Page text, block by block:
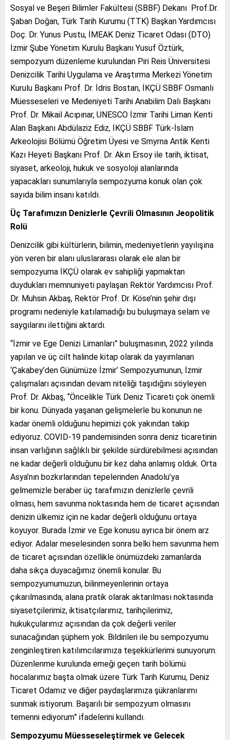
Sosyal ve Beşeri Bilimler Fakültesi (SBBF) Dekanı Prof.Dr.
Şaban Doğan, Türk Tarih Kurumu (TTK) Başkan Yardımcısı
Doç. Dr. Yunus Pustu, İMEAK Deniz Ticaret Odası (DTO)
İzmir Şube Yönetim Kurulu Başkanı Yusuf Öztürk,
sempozyum düzenleme kurulundan Piri Reis Üniversitesi
Denizcilik Tarihi Uygulama ve Araştırma Merkezi Yönetim
Kurulu Başkanı Prof. Dr. İdris Bostan, İKÇÜ SBBF Osmanlı
Müesseseleri ve Medeniyeti Tarihi Anabilim Dalı Başkanı
Prof. Dr. Mikail Acıpınar, UNESCO İzmir Tarihi Liman Kenti
Alan Başkanı Abdülaziz Ediz, İKÇÜ SBBF Türk-İslam
Arkeolojisi Bölümü Öğretim Üyesi ve Smyrna Antik Kenti
Kazı Heyeti Başkanı Prof. Dr. Akın Ersoy ile tarih, iktisat,
siyaset, arkeoloji, hukuk ve sosyoloji alanlarında
yapacakları sunumlarıyla sempozyuma konuk olan çok
sayıda bilim insanı katıldı.
Üç Tarafımızın Denizlerle Çevrili Olmasının Jeopolitik
Rolü
Denizcilik gibi kültürlerin, bilimin, medeniyetlerin yayılışına
yön veren bir alanı uluslararası olarak ele alan bir
sempozyuma İKÇÜ olarak ev sahipliği yapmaktan
duydukları memnuniyeti paylaşan Rektör Yardımcısı Prof.
Dr. Muhsin Akbaş, Rektör Prof. Dr. Köse’nin şehir dışı
programı nedeniyle katılamadığı bu buluşmaya selam ve
saygılarını ilettiğini aktardı.
“İzmir ve Ege Denizi Limanları” buluşmasının, 2022 yılında
yapılan ve üç cilt halinde kitap olarak da yayımlanan
‘Çakabey’den Günümüze İzmir’ Sempozyumunun, İzmir
çalışmaları açısından devam niteliği taşıdığını söyleyen
Prof. Dr. Akbaş, “Öncelikle Türk Deniz Ticareti çok önemli
bir konu. Dünyada yaşanan gelişmelerle bu konunun ne
kadar önemli olduğunu hepimizi çok yakından takip
ediyoruz. COVID-19 pandemisinden sonra deniz ticaretinin
insan varlığının sağlıklı bir şekilde sürdürebilmesi açısından
ne kadar değerli olduğunu bir kez daha anlamış olduk. Orta
Asya’nın bozkırlarından tepelerinden Anadolu’ya
gelmemizle beraber üç tarafımızın denizlerle çevrili
olması, hem savunma noktasında hem de ticaret açısından
denizin ülkemiz için ne kadar değerli olduğunu ortaya
koyuyor. Burada İzmir ve Ege konusu ayrıca bir önem arz
ediyor. Adalar meselesinden sonra belki hem savunma hem
de ticaret açısından özellikle önümüzdeki zamanlarda
daha sıkça duyacağımız önemli konular. Bu
sempozyumumuzun, bilinmeyenlerinin ortaya
çıkarılmasında, alana pratik olarak aktarılması noktasında
siyasetçilerimiz, iktisatçılarımız, tarihçilerimiz,
hukukçularımız açısından da çok değerli veriler
sunacağından şüphem yok. Bildirileri ile bu sempozyumu
zenginleştiren katılımcılarımıza teşekkürlerimi sunuyorum.
Düzenlenme kurulunda emeği geçen tarih bölümü
hocalarımız başta olmak üzere Türk Tarih Kurumu, Deniz
Ticaret Odamız ve diğer paydaşlarımıza şükranlarımı
sunmak istiyorum. Başarılı bir sempozyum olmasını
temenni ediyorum” ifadelerini kullandı.
Sempozyumu Müesseseleştirmek ve Gelecek